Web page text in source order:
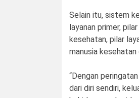
Selain itu, sistem
layanan primer,
kesehatan, pilar
manusia
“Dengan
dari diri sendiri,